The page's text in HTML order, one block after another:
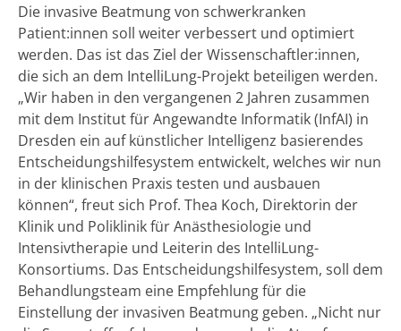
Die invasive Beatmung von schwerkranken
Patient:innen soll weiter verbessert und optimiert
werden. Das ist das Ziel der Wissenschaftler:innen,
die sich an dem IntelliLung-Projekt beteiligen werden.
„Wir haben in den vergangenen 2 Jahren zusammen
mit dem Institut für Angewandte Informatik (InfAI) in
Dresden ein auf künstlicher Intelligenz basierendes
Entscheidungshilfesystem entwickelt, welches wir nun
in der klinischen Praxis testen und ausbauen
können“, freut sich Prof. Thea Koch, Direktorin der
Klinik und Poliklinik für Anästhesiologie und
Intensivtherapie und Leiterin des IntelliLung-
Konsortiums. Das Entscheidungshilfesystem, soll dem
Behandlungsteam eine Empfehlung für die
Einstellung der invasiven Beatmung geben. „Nicht nur